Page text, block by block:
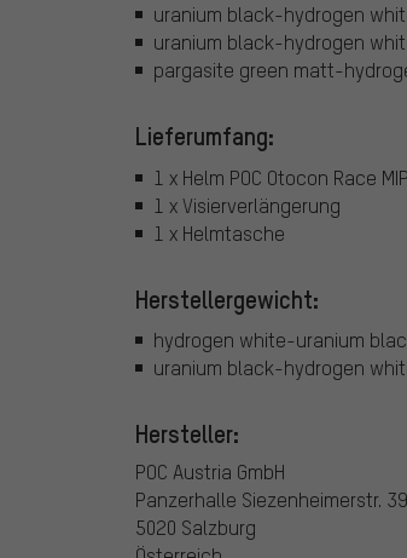
uranium black-hydrogen
uranium black-hydrogen
pargasite green matt-
Lieferumfang:
1 x Helm POC Otocon Race
1 x Visierverlängerung
1 x Helmtasche
Herstellergewicht:
hydrogen white-uranium
uranium black-hydrogen
Hersteller:
POC Austria GmbH
Panzerhalle Siezenheimerstr.
5020 Salzburg